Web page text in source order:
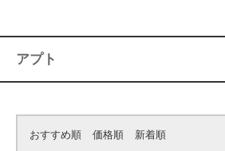
アプト
おすすめ順 価格順 新着順